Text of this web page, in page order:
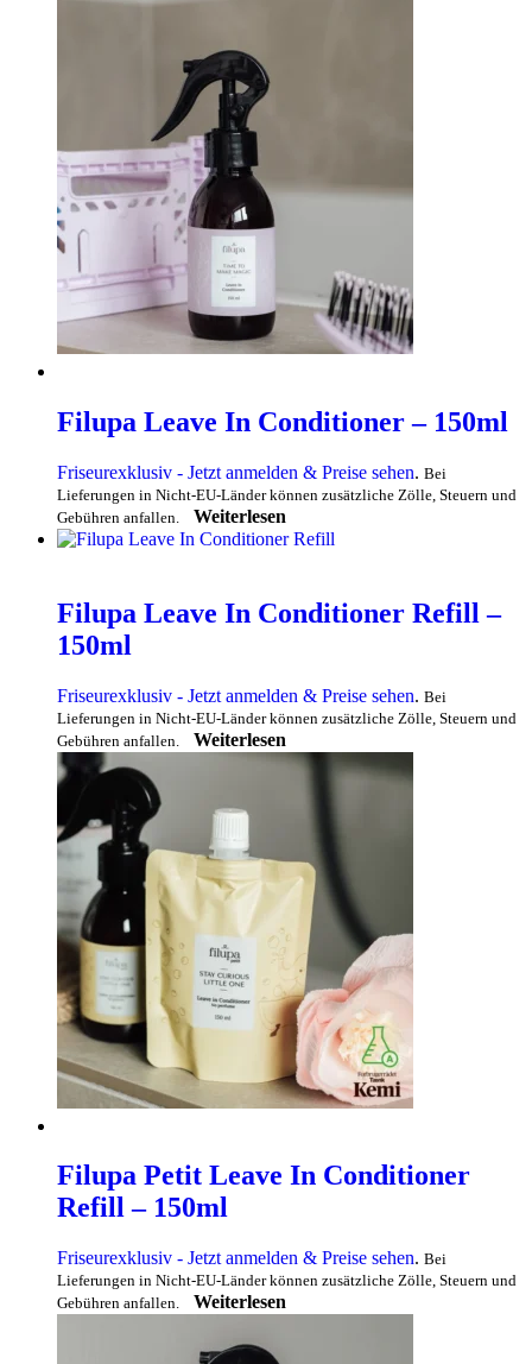
Filupa Leave In Conditioner – 150ml
Friseurexklusiv - Jetzt anmelden & Preise sehen. Bei
Lieferungen in Nicht-EU-Länder können zusätzliche Zölle, Steuern und
Gebühren anfallen.
Weiterlesen
Filupa Leave In Conditioner Refill –
150ml
Friseurexklusiv - Jetzt anmelden & Preise sehen. Bei
Lieferungen in Nicht-EU-Länder können zusätzliche Zölle, Steuern und
Gebühren anfallen.
Weiterlesen
Filupa Petit Leave In Conditioner
Refill – 150ml
Friseurexklusiv - Jetzt anmelden & Preise sehen. Bei
Lieferungen in Nicht-EU-Länder können zusätzliche Zölle, Steuern und
Gebühren anfallen.
Weiterlesen